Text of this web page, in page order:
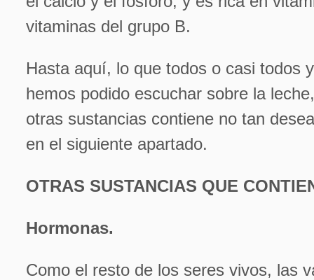
vitaminas del grupo B.
Hasta aquí, lo que todos o casi todos
hemos podido escuchar sobre la
otras sustancias contiene no tan
en el siguiente apartado.
OTRAS SUSTANCIAS QUE
Hormonas.
Como el resto de los seres vivos, las